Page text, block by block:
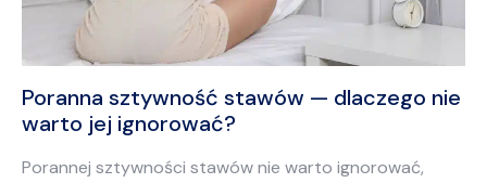
Poranna sztywność stawów — dlaczego nie
warto jej ignorować?
Porannej sztywności stawów nie warto ignorować,